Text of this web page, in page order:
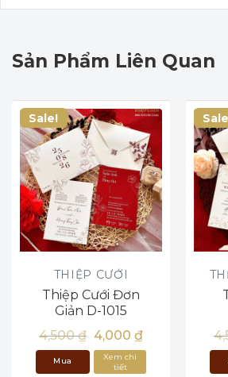
Sản Phẩm Liên Quan
Sale!
THIỆP CƯỚI
Thiệp Cưới Đơn
Giản D-1015
4,500₫
Giá
gốc
là:
4,500 ₫.
4,000 ₫Giá
hiện
tại
Mua
Xem chi
tiết